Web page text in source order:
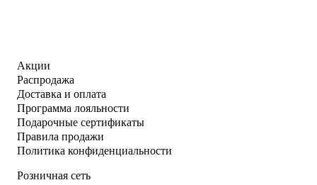
Акции
Распродажа
Доставка и оплата
Программа лояльности
Подарочные сертификаты
Правила продажи
Политика конфиденциальности
Розничная сеть